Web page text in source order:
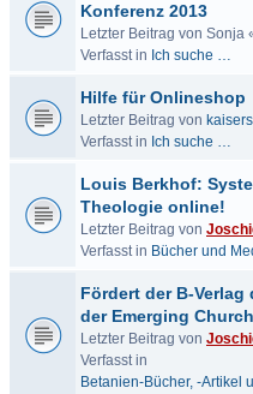
Konferenz 2013
Letzter Beitrag von Sonja
Verfasst in Ich suche …
Hilfe für Onlineshop
Letzter Beitrag von kaisers
Verfasst in Ich suche …
Louis Berkhof:
Theologie online!
Letzter Beitrag von
Verfasst in Bücher und
Fördert der B-
der Emerging
Letzter Beitrag von
Verfasst in
Betanien-Bücher, -Artikel